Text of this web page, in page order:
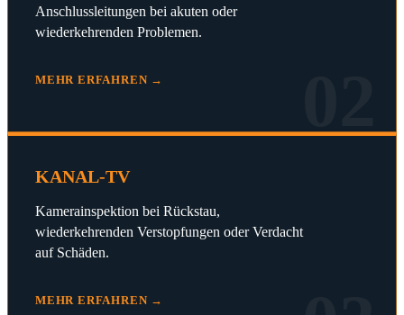
Anschlussleitungen bei akuten oder
wiederkehrenden Problemen.
MEHR ERFAHREN →
KANAL-TV
Kamerainspektion bei Rückstau,
wiederkehrenden Verstopfungen oder Verdacht
auf Schäden.
MEHR ERFAHREN →